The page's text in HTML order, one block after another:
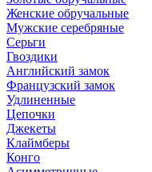
Женские обручальные
Мужские серебряные
Серьги
Гвоздики
Английский замок
Французский замок
Удлиненные
Цепочки
Джекеты
Клаймберы
Конго